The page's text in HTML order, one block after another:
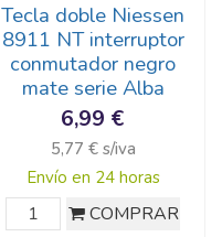
Tecla doble Niessen
8911 NT interruptor
conmutador negro
mate serie Alba
6,99 €
5,77 € s/iva
Envío en 24 horas
COMPRAR